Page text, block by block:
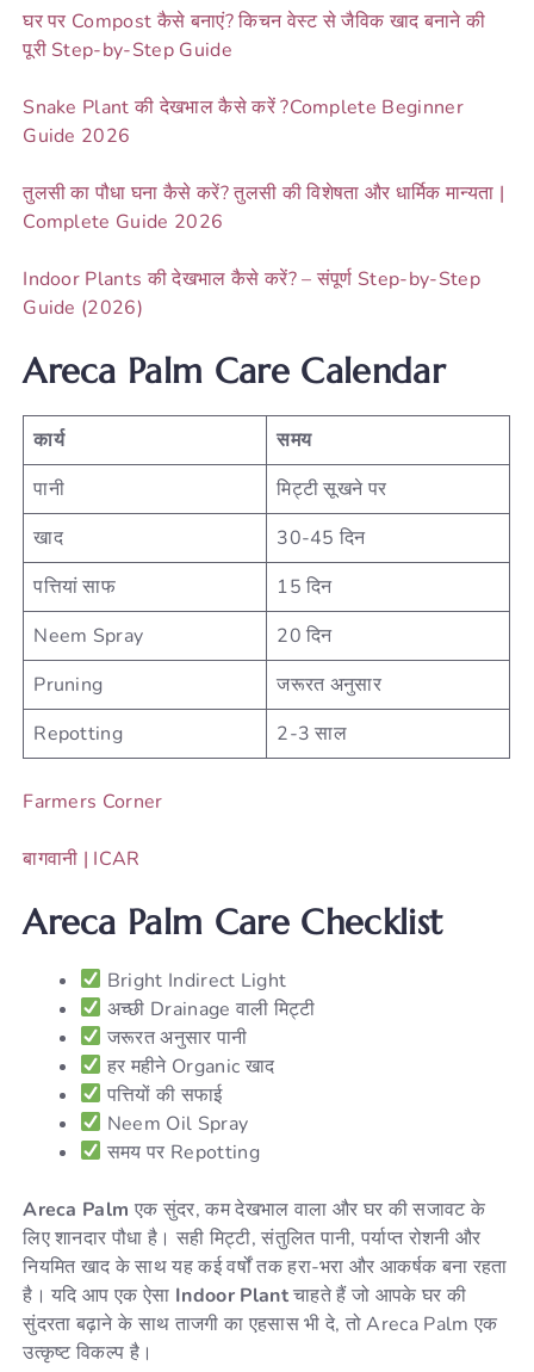
घर पर Compost कैसे बनाएं? किचन वेस्ट से जैविक खाद बनाने की
पूरी Step-by-Step Guide
Snake Plant की देखभाल कैसे करें ?Complete Beginner
Guide 2026
तुलसी का पौधा घना कैसे करें? तुलसी की विशेषता और धार्मिक मान्यता |
Complete Guide 2026
Indoor Plants की देखभाल कैसे करें? – संपूर्ण Step-by-Step
Guide (2026)
Areca Palm Care Calendar
कार्य
समय
पानी
मिट्टी सूखने पर
खाद
30-45 दिन
पत्तियां साफ
15 दिन
Neem Spray
20 दिन
Pruning
जरूरत अनुसार
Repotting
2-3 साल
Farmers Corner
बागवानी | ICAR
Areca Palm Care Checklist
Bright Indirect Light
अच्छी Drainage वाली मिट्टी
जरूरत अनुसार पानी
हर महीने Organic खाद
पत्तियों की सफाई
Neem Oil Spray
समय पर Repotting
Areca Palm एक सुंदर, कम देखभाल वाला और घर की सजावट के
लिए शानदार पौधा है। सही मिट्टी, संतुलित पानी, पर्याप्त रोशनी और
नियमित खाद के साथ यह कई वर्षों तक हरा-भरा और आकर्षक बना रहता
है। यदि आप एक ऐसा Indoor Plantचाहते हैं जो आपके घर की
सुंदरता बढ़ाने के साथ ताजगी का एहसास भी दे, तो Areca Palm एक
उत्कृष्ट विकल्प है।